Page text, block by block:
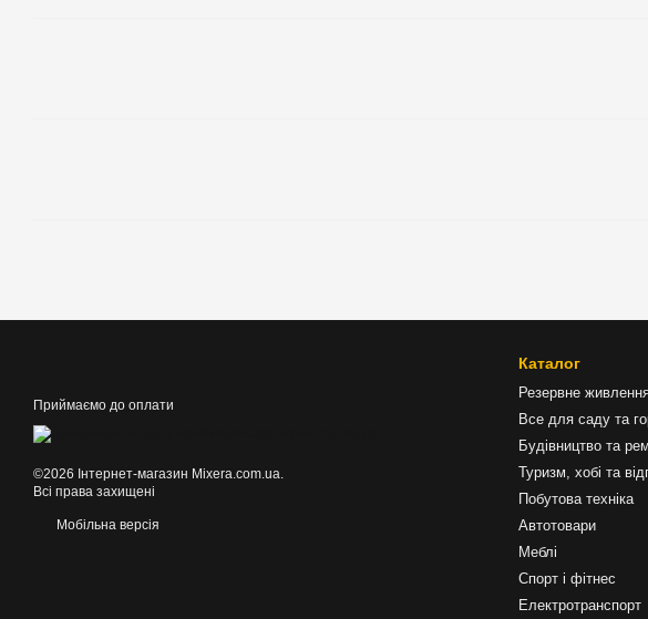
Приймаємо до оплати
©2026 Інтернет-магазин Mixera.com.ua.
Всі права захищені
Мобільна версія
Каталог
Резервне
Все для саду та
Будівництво та
Туризм, хобі та
Побутова техніка
Автотовари
Меблі
Спорт і фітнес
Електротранспорт